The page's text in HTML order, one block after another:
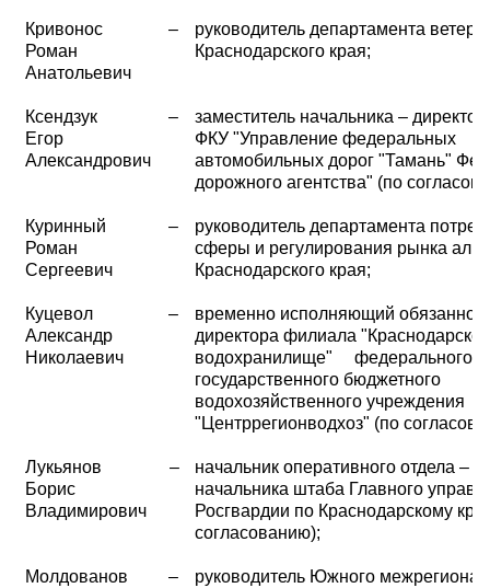
Кривонос
Роман
Анатольевич
–
руководитель департамента
Краснодарского края;
Ксендзук
Егор
Александрович
–
заместитель начальника –
ФКУ "Управление федеральных
автомобильных дорог "Тамань"
дорожного агентства" (по
Куринный
Роман
Сергеевич
–
руководитель департамента
сферы и регулирования рынка
Краснодарского края;
Куцевол
Александр
Николаевич
–
временно исполняющий
директора филиала
водохранилище" федерального
государственного бюджетного
водохозяйственного учреждения
"Центррегионводхоз" (по
Лукьянов
Борис
Владимирович
–
начальник оперативного отдела –
начальника штаба Главного
Росгвардии по Краснодарскому
согласованию);
Молдованов
–
руководитель Южного